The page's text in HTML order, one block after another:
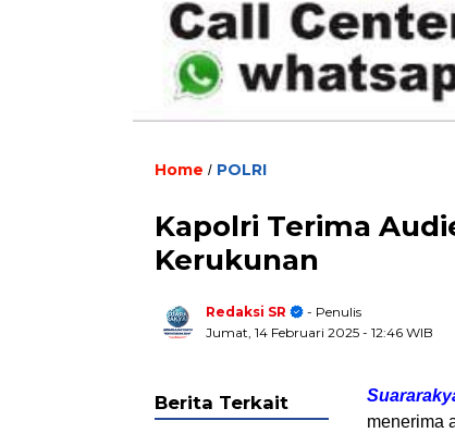
Home / POLRI
Kapolri Terima
Kerukunan
Redaksi SR
- Penulis
Jumat, 14 Februari 2025 - 12:46 WIB
menerima
Berita Terkait